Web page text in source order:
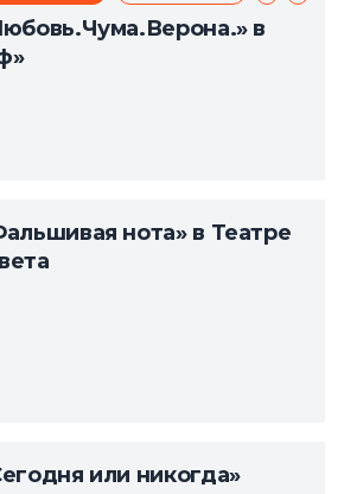
в
нота» в Театре
или никогда»